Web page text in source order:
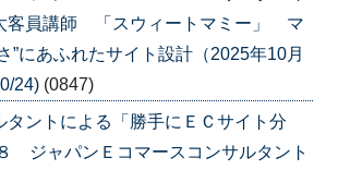
員講師 「スウィートマミー」 マ
”にあふれたサイト設計（2025年10月
24) (0847)
タントによる「勝手にＥＣサイト分
ジャパンＥコマースコンサルタント